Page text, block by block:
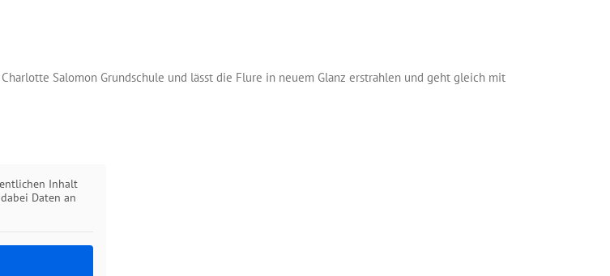
Salomon Grundschule und lässt die Flure in neuem Glanz erstrahlen und geht gleich mit
Inhalt
Daten an